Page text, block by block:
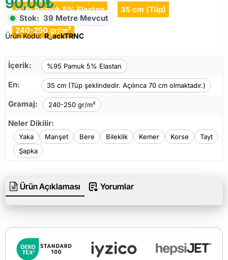
%95 Pamuk 5% Elastan 35 cm (Tüp)
240-250 gr/m²
Stok: 39 Metre Mevcut
Ürün Kodu: R_ackTRNC
İçerik: %95 Pamuk 5% Elastan
En: 35 cm (Tüp şeklindedir. Açılınca 70 cm olmaktadır.)
Gramaj: 240-250 gr/m²
Neler Dikilir:
Yaka Manşet Bere Bileklik Kemer Korse
Tayt
Şapka
Ürün Açıklaması Yorumlar